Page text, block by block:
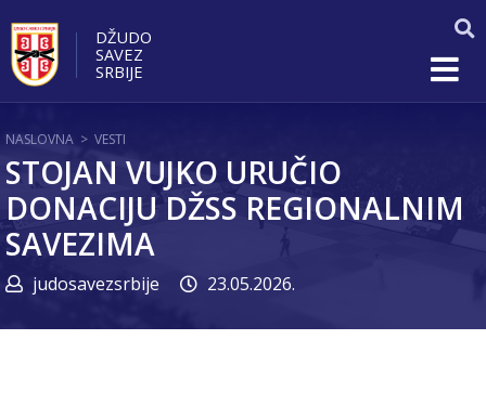
DŽUDO
SAVEZ
SRBIJE
NASLOVNA > VESTI
STOJAN VUJKO URUČIO
DONACIJU DŽSS REGIONALNIM
SAVEZIMA
judosavezsrbije 23.05.2026.